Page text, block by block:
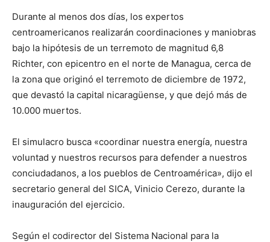
Durante al menos dos días, los expertos
centroamericanos realizarán coordinaciones y maniobras
bajo la hipótesis de un terremoto de magnitud 6,8
Richter, con epicentro en el norte de Managua, cerca de
la zona que originó el terremoto de diciembre de 1972,
que devastó la capital nicaragüense, y que dejó más de
10.000 muertos.
El simulacro busca «coordinar nuestra energía, nuestra
voluntad y nuestros recursos para defender a nuestros
conciudadanos, a los pueblos de Centroamérica», dijo el
secretario general del SICA, Vinicio Cerezo, durante la
inauguración del ejercicio.
Según el codirector del Sistema Nacional para la